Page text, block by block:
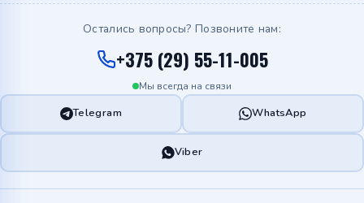
Остались вопросы? Позвоните нам:
+375 (29) 55-11-005
Мы всегда на связи
Telegram WhatsApp
Viber